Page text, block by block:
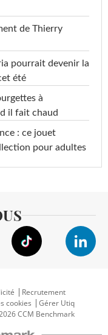
de Thierry
pourrait devenir la
été
à
il fait chaud
: ce jouet
pour adultes
Recrutement
cookies
Gérer Utiq
CCM Benchmark